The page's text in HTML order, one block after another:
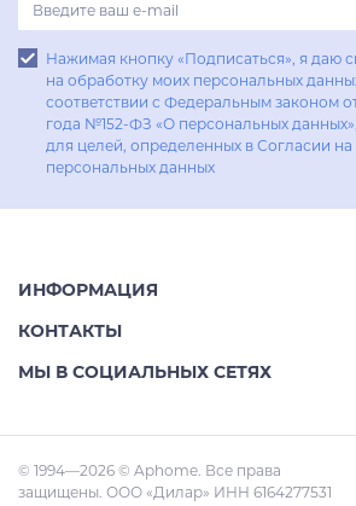
Нажимая кнопку «Подписаться», я даю
на обработку моих персональных
соответствии с Федеральным законом
года №152-ФЗ «О персональных
для целей, определенных в Согласии
персональных данных
Аксессуары
Гостиные
Кабинеты
Малые Формы
ИНФОРМАЦИЯ
Акции
Доставка
Статьи
КОНТАКТЫ
Телефон: 8 (800) 302-42-39
Адрес: Ростов-на-Дону,
30л
МЫ В СОЦИАЛЬНЫХ СЕТЯХ
© 1994—2026 © Aphome. Все права
защищены. ООО «Дилар» ИНН 6164277531